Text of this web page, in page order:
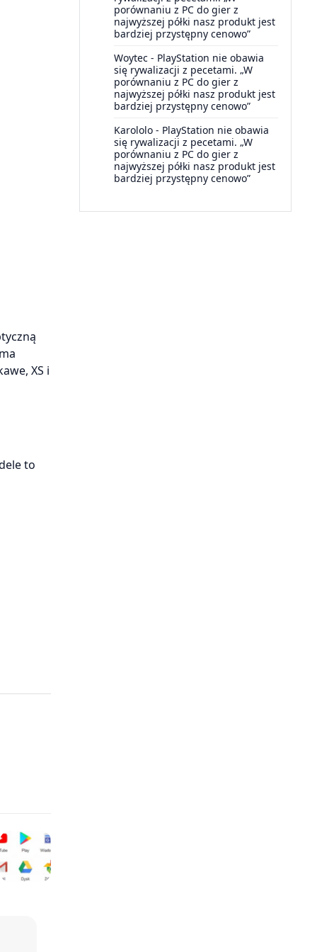
XS i
to
porównaniu z PC do gier z
najwyższej półki nasz produkt jest
bardziej przystępny cenowo”
Woytec - PlayStation nie obawia
się rywalizacji z pecetami. „W
porównaniu z PC do gier z
najwyższej półki nasz produkt jest
bardziej przystępny cenowo”
Karololo - PlayStation nie obawia
się rywalizacji z pecetami. „W
porównaniu z PC do gier z
najwyższej półki nasz produkt jest
bardziej przystępny cenowo”